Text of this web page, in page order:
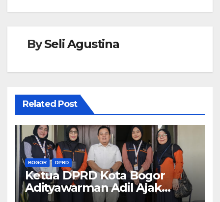
BySeli Agustina
Related Post
BOGOR DPRD
Ketua DPRD Kota Bogor
Adityawarman Adil Ajak